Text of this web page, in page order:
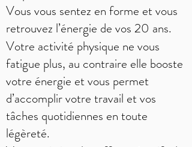
Vous vous sentez en forme et vous
retrouvez l’énergie de vos 20 ans.
Votre activité physique ne vous
fatigue plus, au contraire elle booste
votre énergie et vous permet
d’accomplir votre travail et vos
tâches quotidiennes en toute
légèreté.